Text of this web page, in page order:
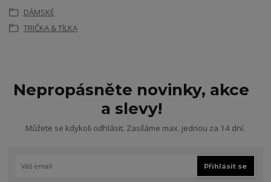
DÁMSKÉ
TRIČKA & TÍLKA
Nepropásněte novinky, akce
a slevy!
Můžete se kdykoli odhlásit. Zasíláme max. jednou za 14 dní.
Přihlásit se